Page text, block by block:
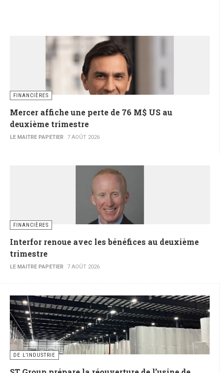
FINANCIÈRES
Mercer affiche une perte de 76 M$ US au
deuxième trimestre
LE MAITRE PAPETIER 7 AOÛT 2026
FINANCIÈRES
Interfor renoue avec les bénéfices au deuxième
trimestre
LE MAITRE PAPETIER 7 AOÛT 2026
DE L’INDUSTRIE